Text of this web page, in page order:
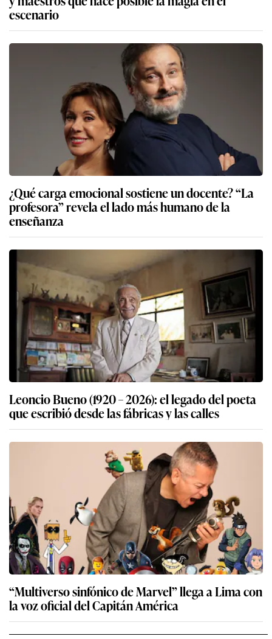
escenario
¿Qué carga emocional sostiene un docente? “La
profesora” revela el lado más humano de la
enseñanza
Leoncio Bueno (1920 – 2026): el legado del poeta
que escribió desde las fábricas y las calles
“Multiverso sinfónico de Marvel” llega a Lima con
la voz oficial del Capitán América